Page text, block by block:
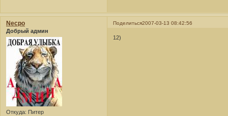
Поделиться2007-03-13 08:42:56
Necpo
Добрый админ
Откуда: Питер
12)